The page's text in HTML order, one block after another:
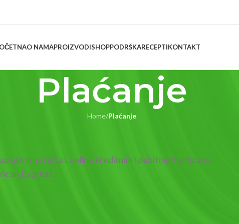
O NAMAPROIZVODISHOPPODRŠKARECEPTIKONTAKT
Plaćanje
Home/Plaćanje
na račun, online kreditnim i debitnim karticama
Express.